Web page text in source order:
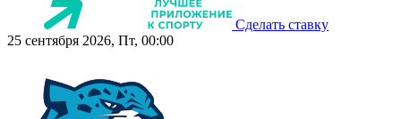
Сделать ставку
25 сентября 2026, Пт, 00:00